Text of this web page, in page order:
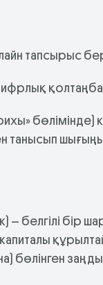
тапсырыс
бөлімінде)
танысып
– белгілі бір
бөлінген заңды